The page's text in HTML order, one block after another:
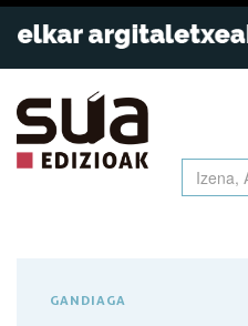
GANDIAGA